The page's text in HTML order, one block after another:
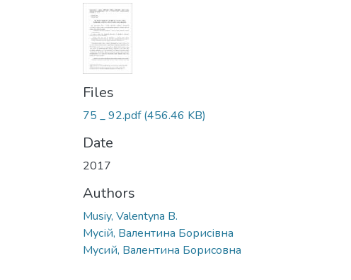
Files
75 _ 92.pdf(456.46 KB)
Date
2017
Authors
Musiy, Valentyna B.
Мусій, Валентина Борисівна
Мусий, Валентина Борисовна